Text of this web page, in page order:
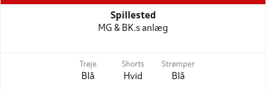
Spillested
MG & BK.s anlæg
Trøje
Blå
Shorts
Hvid
Strømper
Blå